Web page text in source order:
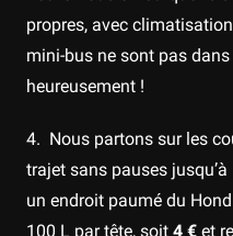
propres, avec
mini-bus ne sont pas
heureusement !
4. Nous partons sur les
trajet sans pauses jusqu’à
un endroit paumé du
100 L par tête, soit 4 € et